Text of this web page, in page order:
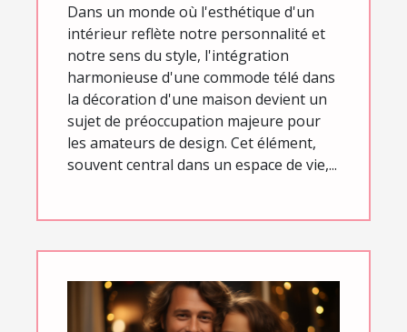
Dans un monde où l'esthétique d'un
intérieur reflète notre personnalité et
notre sens du style, l'intégration
harmonieuse d'une commode télé dans
la décoration d'une maison devient un
sujet de préoccupation majeure pour
les amateurs de design. Cet élément,
souvent central dans un espace de vie,...